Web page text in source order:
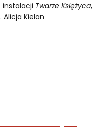
instalacji Twarze Księżyca,
Alicja Kielan